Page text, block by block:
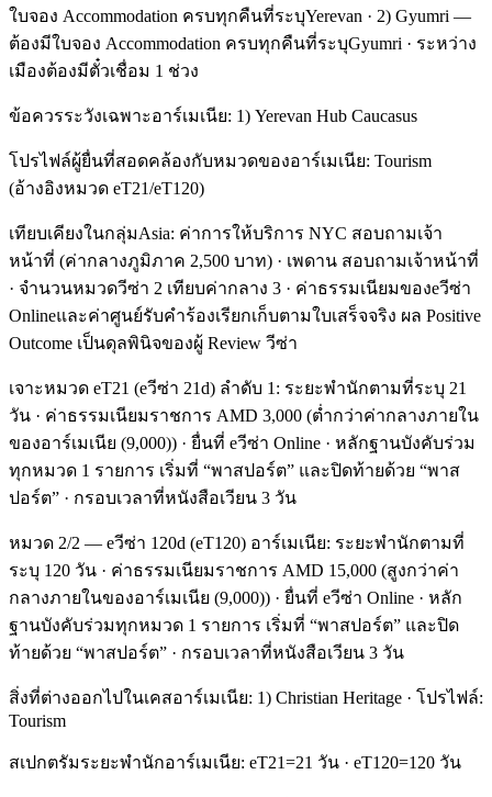
ใบจอง Accommodation ครบทุกคืนที่ระบุYerevan · 2) Gyumri —
ต้องมีใบจอง Accommodation ครบทุกคืนที่ระบุGyumri · ระหว่าง
เมืองต้องมีตั๋วเชื่อม 1 ช่วง
ข้อควรระวังเฉพาะอาร์เมเนีย: 1) Yerevan Hub Caucasus
โปรไฟล์ผู้ยื่นที่สอดคล้องกับหมวดของอาร์เมเนีย: Tourism
(อ้างอิงหมวด eT21/eT120)
เทียบเคียงในกลุ่มAsia: ค่าการให้บริการ NYC สอบถามเจ้า
หน้าที่ (ค่ากลางภูมิภาค 2,500 บาท) · เพดาน สอบถามเจ้าหน้าที่
· จำนวนหมวดวีซ่า 2 เทียบค่ากลาง 3 · ค่าธรรมเนียมของeวีซ่า
Onlineและค่าศูนย์รับคำร้องเรียกเก็บตามใบเสร็จจริง ผล Positive
Outcome เป็นดุลพินิจของผู้ Review วีซ่า
เจาะหมวด eT21 (eวีซ่า 21d) ลำดับ 1: ระยะพำนักตามที่ระบุ 21
วัน · ค่าธรรมเนียมราชการ AMD 3,000 (ต่ำกว่าค่ากลางภายใน
ของอาร์เมเนีย (9,000)) · ยื่นที่ eวีซ่า Online · หลักฐานบังคับร่วม
ทุกหมวด 1 รายการ เริ่มที่ “พาสปอร์ต” และปิดท้ายด้วย “พาส
ปอร์ต” · กรอบเวลาที่หนังสือเวียน 3 วัน
หมวด 2/2 — eวีซ่า 120d (eT120) อาร์เมเนีย: ระยะพำนักตามที่
ระบุ 120 วัน · ค่าธรรมเนียมราชการ AMD 15,000 (สูงกว่าค่า
กลางภายในของอาร์เมเนีย (9,000)) · ยื่นที่ eวีซ่า Online · หลัก
ฐานบังคับร่วมทุกหมวด 1 รายการ เริ่มที่ “พาสปอร์ต” และปิด
ท้ายด้วย “พาสปอร์ต” · กรอบเวลาที่หนังสือเวียน 3 วัน
สิ่งที่ต่างออกไปในเคสอาร์เมเนีย: 1) Christian Heritage · โปรไฟล์:
Tourism
สเปกตรัมระยะพำนักอาร์เมเนีย: eT21=21 วัน · eT120=120 วัน